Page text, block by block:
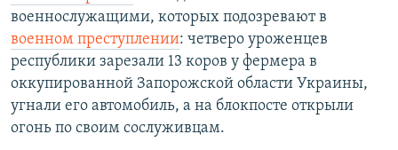
военнослужащими, которых подозревают в
военном преступлении: четверо уроженцев
республики зарезали 13 коров у фермера в
оккупированной Запорожской области Украины,
угнали его автомобиль, а на блокпосте открыли
огонь по своим сослуживцам.